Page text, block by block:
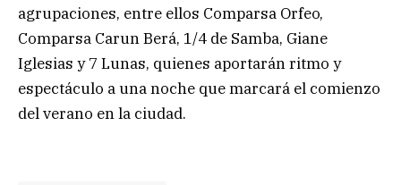
agrupaciones, entre ellos Comparsa Orfeo,
Comparsa Carun Berá, 1/4 de Samba, Giane
Iglesias y 7 Lunas, quienes aportarán ritmo y
espectáculo a una noche que marcará el comienzo
del verano en la ciudad.